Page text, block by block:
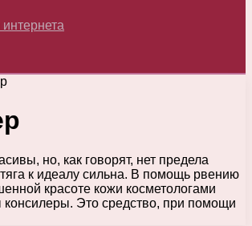
но, как говорят, нет предела
к идеалу сильна. В помощь рвению
красоте кожи косметологами
Это средство, при помощи